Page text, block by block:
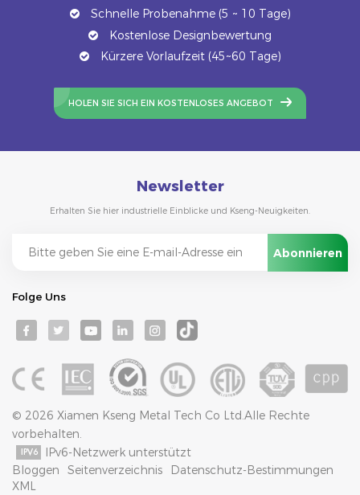
Schnelle Probenahme (5 ~ 10 Tage)
Kostenlose Designbewertung
Kürzere Vorlaufzeit (45~60 Tage)
HOLEN SIE SICH EIN KOSTENLOSES ANGEBOT
Newsletter
Erhalten Sie hier industrielle Einblicke und Kseng-Neuigkeiten.
Folge Uns
© 2026 Xiamen Kseng Metal Tech Co Ltd.Alle Rechte
vorbehalten.
IPv6-Netzwerk unterstützt
Bloggen
Seitenverzeichnis
Datenschutz-Bestimmungen
XML